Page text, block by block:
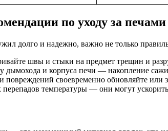
по уходу за
долго и надежно, важно не только
швы и стыки на предмет трещин и
дымохода и корпуса печи — накопление
своевременно обновляйте или
перепадов температуры — они могут